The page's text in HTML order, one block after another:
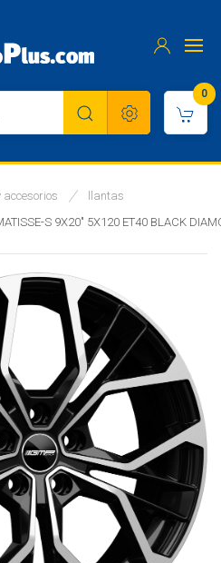
0
llantas
S 9X20" 5X120 ET40 BLACK